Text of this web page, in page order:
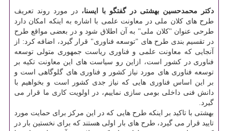
دکتر محمدحسین بهشتی در گفتگو با ایسنا، در مورد روند تعریف
طرح های کلان ملی در معاونت علمی با اشاره به اینکه امکان دارد
طرحی عنوان "کلان ملی" به آن اطلاق شود و در بعضی مواقع طرح
در تقسیم بندی طرح های "توسعه فناوری" قرار گیرد، اضافه کرد: از
آنجایی که معاونت علمی و فناوری ریاست جمهوری متولی توسعه
فناوری در کشور است، ازاین رو سیاست های این معاونت تکیه بر
توسعه فناوری های مورد نیاز کشور و فناوری های گلوگاهی است و
بر این اساس فناوری هایی که نیاز جدی کشور است و بخواهیم با
دانش فنی داخلی بومی سازی نماییم، در اولویت کاری ما قرار می
گیرد.
بهشتی با تاکید بر اینکه طرح هایی که در این مرکز برای حمایت مورد
تایید قرار می گیرد، طرح های بار اولی هستند که برای نخستین بار در